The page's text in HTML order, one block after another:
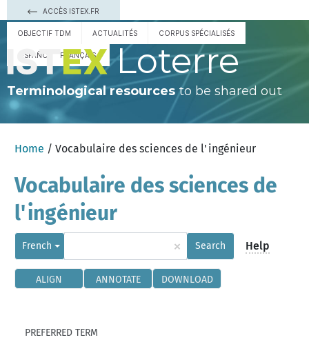
ACCÈS ISTEX.FR
OBJECTIF TDM ACTUALITÉS CORPUS SPÉCIALISÉS
ESPAÑOL FRANÇAIS Loterre
Terminological resourcesto be shared out
Home / Vocabulaire des sciences de l'ingénieur
Vocabulaire des sciences de
l'ingénieur
French × Search Help
ALIGN ANNOTATE DOWNLOAD
PREFERRED TERM